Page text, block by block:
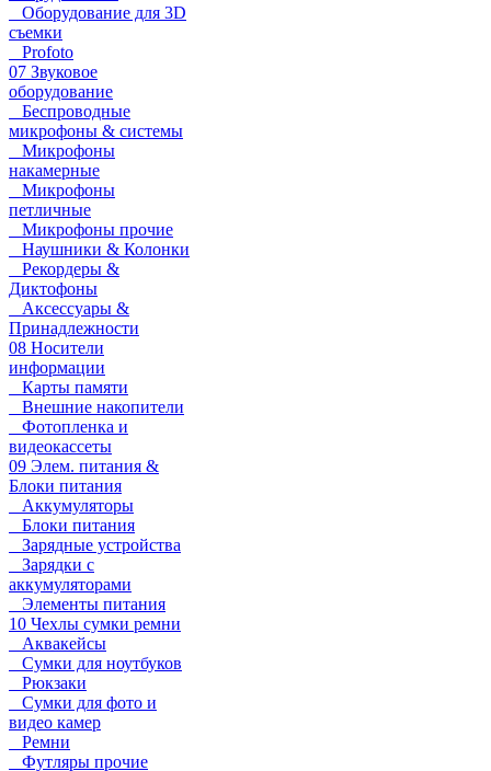
Оборудование для 3D
съемки
Profoto
07 Звуковое
оборудование
Беспроводные
микрофоны & системы
Микрофоны
накамерные
Микрофоны
петличные
Микрофоны прочие
Наушники & Колонки
Рекордеры &
Диктофоны
Аксессуары &
Принадлежности
08 Носители
информации
Карты памяти
Внешние накопители
Фотопленка и
видеокассеты
09 Элем. питания &
Блоки питания
Аккумуляторы
Блоки питания
Зарядные устройства
Зарядки с
аккумуляторами
Элементы питания
10 Чехлы сумки ремни
Аквакейсы
Сумки для ноутбуков
Рюкзаки
Сумки для фото и
видео камер
Ремни
Футляры прочие